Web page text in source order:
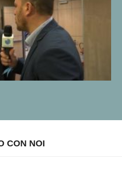
CON NOI